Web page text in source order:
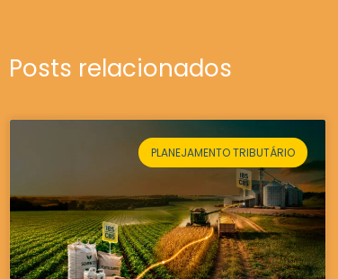
Posts relacionados
PLANEJAMENTO TRIBUTÁRIO